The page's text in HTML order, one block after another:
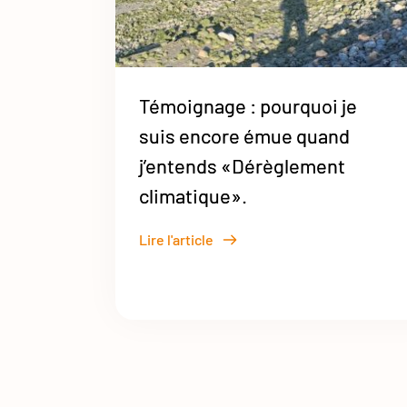
Témoignage : pourquoi je
suis encore émue quand
j’entends «Dérèglement
climatique».
Lire l'article